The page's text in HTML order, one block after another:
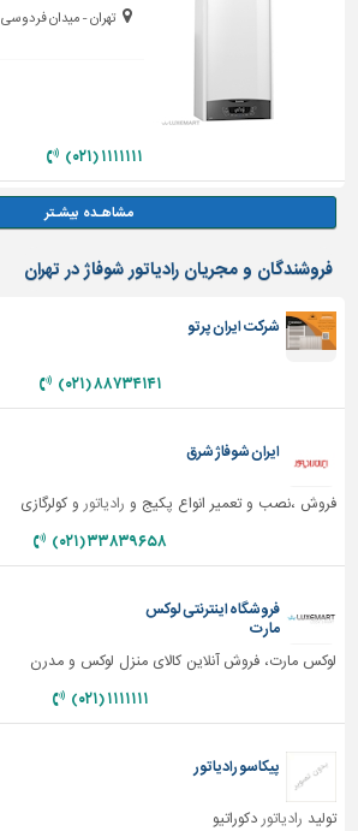
تهران - میدان فردوسی
۱۱۱۱۱۱۱ (۰۲۱)
فروشندگان و مجریان رادیاتور شوفاژ در تهران
شرکت ایران پرتو
۸۸۷۳۴۱۴۱ (۰۲۱)
ایران شوفاژ شرق
فروش ،نصب و تعمیر انواع پکیج و رادیاتور و کولرگازی
۳۳۸۳۹۶۵۸ (۰۲۱)
فروشگاه اینترنتی لوکس
مارت
لوکس مارت، فروش آنلاین کالای منزل لوکس و مدرن
۱۱۱۱۱۱۱ (۰۲۱)
پیکاسو رادیاتور
تولید رادیاتور دکوراتیو